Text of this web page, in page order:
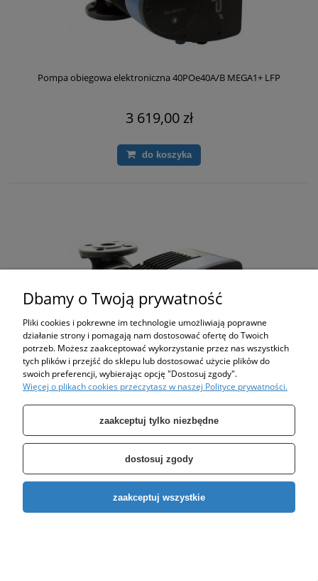
Pompa obiegowa elektroniczna 40POe40A/B MEGA1+ LFP
3 619,00 zł
do koszyka
3 969,00 zł
do koszyka
Dbamy o Twoją prywatność
Pliki cookies i pokrewne im technologie umożliwiają poprawne
działanie strony i pomagają nam dostosować ofertę do Twoich
potrzeb. Możesz zaakceptować wykorzystanie przez nas wszystkich
tych plików i przejść do sklepu lub dostosować użycie plików do
swoich preferencji, wybierając opcję "Dostosuj zgody".
Więcej o plikach cookies przeczytasz w naszej Polityce prywatności.
zaakceptuj tylko niezbędne
dostosuj zgody
zaakceptuj wszystkie